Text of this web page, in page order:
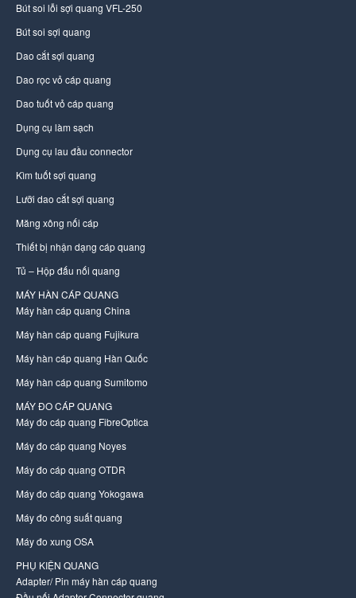
Bút soi lỗi sợi quang VFL-250
Bút soi sợi quang
Dao cắt sợi quang
Dao rọc vỏ cáp quang
Dao tuốt vỏ cáp quang
Dụng cụ làm sạch
Dụng cụ lau đầu connector
Kìm tuốt sợi quang
Lưỡi dao cắt sợi quang
Măng xông nối cáp
Thiết bị nhận dạng cáp quang
Tủ – Hộp đấu nối quang
MÁY HÀN CÁP QUANG
Máy hàn cáp quang China
Máy hàn cáp quang Fujikura
Máy hàn cáp quang Hàn Quốc
Máy hàn cáp quang Sumitomo
MÁY ĐO CÁP QUANG
Máy đo cáp quang FibreOptica
Máy đo cáp quang Noyes
Máy đo cáp quang OTDR
Máy đo cáp quang Yokogawa
Máy đo công suất quang
Máy đo xung OSA
PHỤ KIỆN QUANG
Adapter/ Pin máy hàn cáp quang